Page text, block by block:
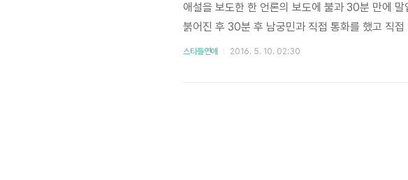
애설을 보도한 한 언론의 보도에 불과 30분 만에
붉어진 후 30분 후 남궁민과 직접 통화를 했고 직
인정할 필요가 있었을까요? 알다시피 디스패치나
인해 계속되는 필리버스터에 대한 관심은 이들의
스타들연애 2016. 5. 10. 02:30